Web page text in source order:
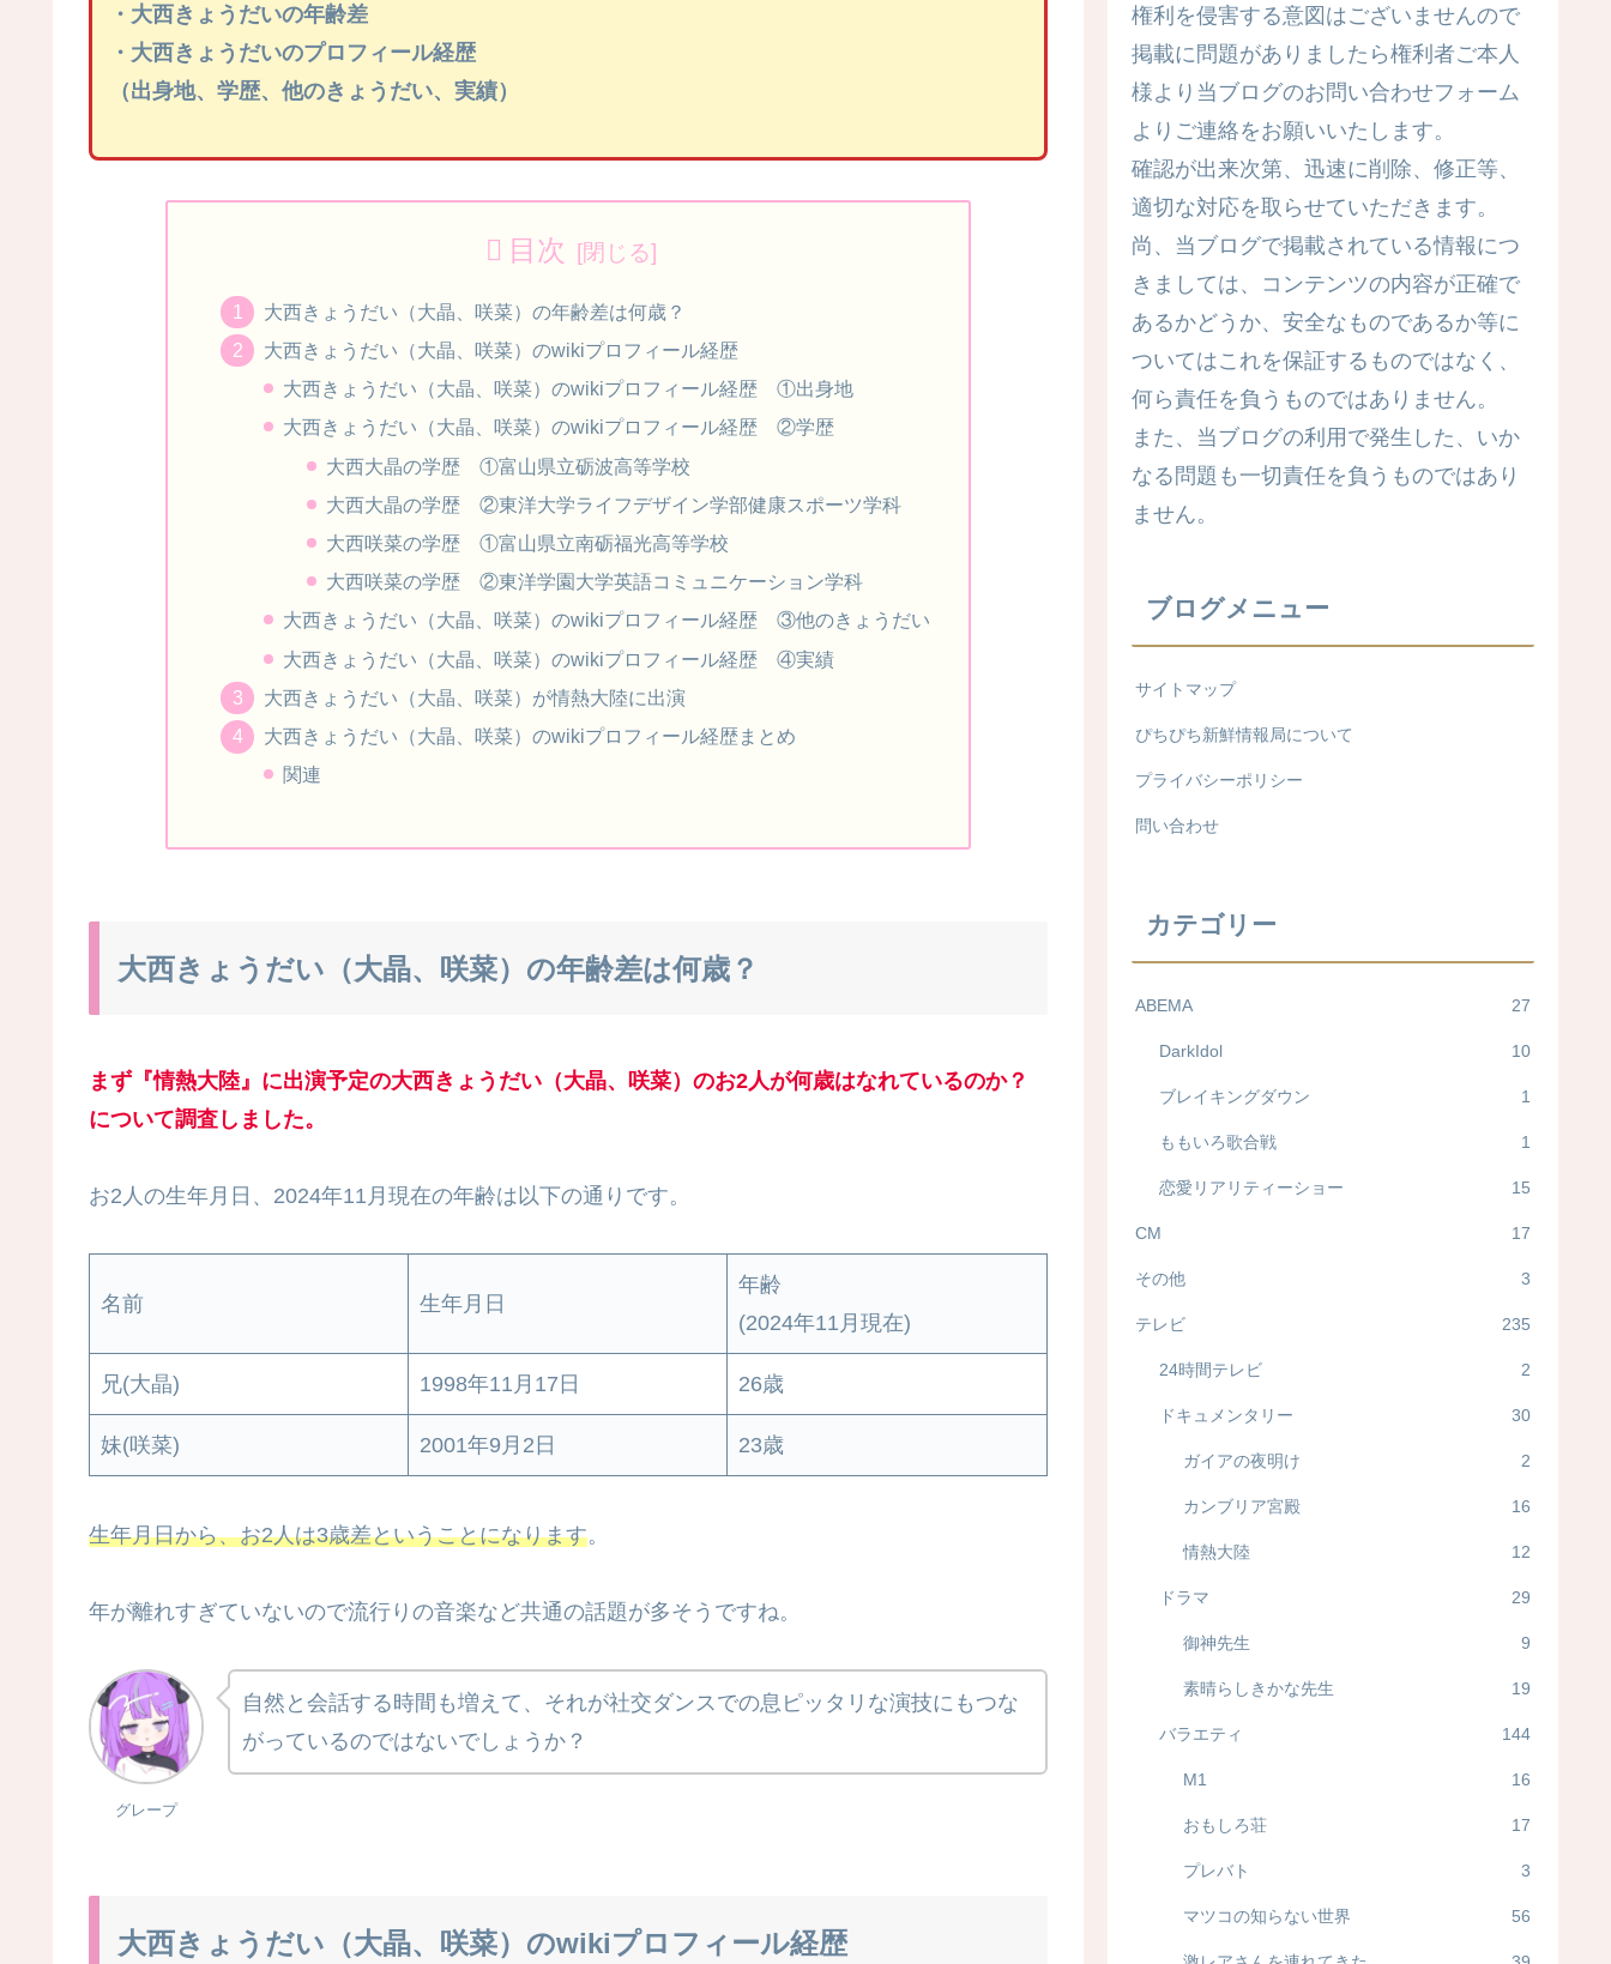
・大西きょうだいの年齢差
・大西きょうだいのプロフィール経歴
（出身地、学歴、他のきょうだい、実績）
目次
大西きょうだい（大晶、咲菜）の年齢差は何歳？
大西きょうだい（大晶、咲菜）のwikiプロフィール経歴
大西きょうだい（大晶、咲菜）のwikiプロフィール経歴 ①出身地
大西きょうだい（大晶、咲菜）のwikiプロフィール経歴 ②学歴
大西大晶の学歴 ①富山県立砺波高等学校
大西大晶の学歴 ②東洋大学ライフデザイン学部健康スポーツ学科
大西咲菜の学歴 ①富山県立南砺福光高等学校
大西咲菜の学歴 ②東洋学園大学英語コミュニケーション学科
大西きょうだい（大晶、咲菜）のwikiプロフィール経歴 ③他のきょうだい
大西きょうだい（大晶、咲菜）のwikiプロフィール経歴 ④実績
大西きょうだい（大晶、咲菜）が情熱大陸に出演
大西きょうだい（大晶、咲菜）のwikiプロフィール経歴まとめ
関連
大西きょうだい（大晶、咲菜）の年齢差は何歳？
まず『情熱大陸』に出演予定の大西きょうだい（大晶、咲菜）のお2人が何歳はなれているのか？
について調査しました。
お2人の生年月日、2024年11月現在の年齢は以下の通りです。
名前 生年月日
年齢
(2024年11月現在)
兄(大晶) 1998年11月17日 26歳
妹(咲菜) 2001年9月2日 23歳
生年月日から、お2人は3歳差ということになります。
年が離れすぎていないので流行りの音楽など共通の話題が多そうですね。
グレープ
自然と会話する時間も増えて、それが社交ダンスでの息ピッタリな演技にもつな
がっているのではないでしょうか？
大西きょうだい（大晶、咲菜）のwikiプロフィール経歴
権利を侵害する意図はございませんので
掲載に問題がありましたら権利者ご本人
様より当ブログのお問い合わせフォーム
よりご連絡をお願いいたします。
確認が出来次第、迅速に削除、修正等、
適切な対応を取らせていただきます。
尚、当ブログで掲載されている情報につ
きましては、コンテンツの内容が正確で
あるかどうか、安全なものであるか等に
ついてはこれを保証するものではなく、
何ら責任を負うものではありません。
また、当ブログの利用で発生した、いか
なる問題も一切責任を負うものではあり
ません。
ブログメニュー
サイトマップ
ぴちぴち新鮮情報局について
プライバシーポリシー
問い合わせ
カテゴリー
ABEMA 27
DarkIdol 10
ブレイキングダウン 1
ももいろ歌合戦 1
恋愛リアリティーショー 15
CM 17
その他 3
テレビ 235
24時間テレビ 2
ドキュメンタリー 30
ガイアの夜明け 2
カンブリア宮殿 16
情熱大陸 12
ドラマ 29
御神先生 9
素晴らしきかな先生 19
バラエティ 144
M1 16
おもしろ荘 17
プレバト 3
マツコの知らない世界 56